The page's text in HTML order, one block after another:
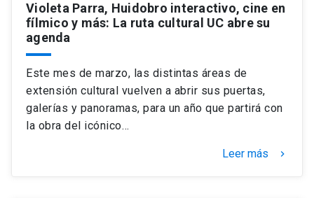
Violeta Parra, Huidobro interactivo, cine en
fílmico y más: La ruta cultural UC abre su
agenda
Este mes de marzo, las distintas áreas de
extensión cultural vuelven a abrir sus puertas,
galerías y panoramas, para un año que partirá con
la obra del icónico…
Leer más keyboard_arrow_right